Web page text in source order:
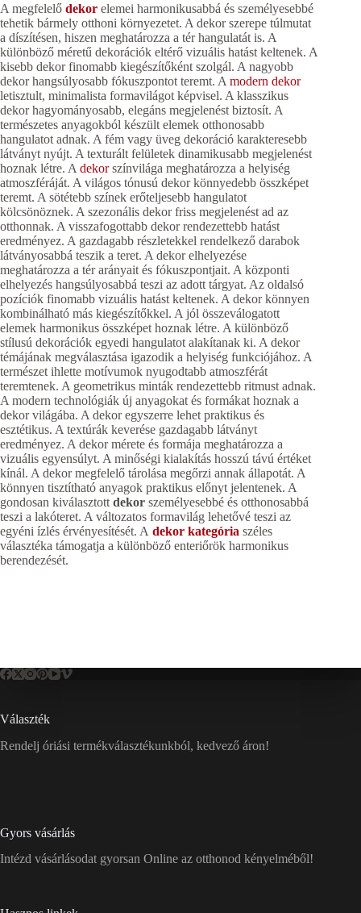
A megfelelő dekor elemei harmonikusabbá és személyesebbé
tehetik bármely otthoni környezetet. A dekor szerepe túlmutat
a díszítésen, hiszen meghatározza a tér hangulatát is. A
különböző méretű dekorációk eltérő vizuális hatást keltenek. A
kisebb dekor finomabb kiegészítőként szolgál. A nagyobb
dekor hangsúlyosabb fókuszpontot teremt. A modern dekor
letisztult, minimalista formavilágot képvisel. A klasszikus
dekor hagyományosabb, elegáns megjelenést biztosít. A
természetes anyagokból készült elemek otthonosabb
hangulatot adnak. A fém vagy üveg dekoráció karakteresebb
látványt nyújt. A texturált felületek dinamikusabb megjelenést
hoznak létre. A dekorszínvilága meghatározza a helyiség
atmoszféráját. A világos tónusú dekor könnyedebb összképet
teremt. A sötétebb színek erőteljesebb hangulatot
kölcsönöznek. A szezonális dekor friss megjelenést ad az
otthonnak. A visszafogottabb dekor rendezettebb hatást
eredményez. A gazdagabb részletekkel rendelkező darabok
látványosabbá teszik a teret. A dekor elhelyezése
meghatározza a tér arányait és fókuszpontjait. A központi
elhelyezés hangsúlyosabbá teszi az adott tárgyat. Az oldalsó
pozíciók finomabb vizuális hatást keltenek. A dekor könnyen
kombinálható más kiegészítőkkel. A jól összeválogatott
elemek harmonikus összképet hoznak létre. A különböző
stílusú dekorációk egyedi hangulatot alakítanak ki. A dekor
témájának megválasztása igazodik a helyiség funkciójához. A
természet ihlette motívumok nyugodtabb atmoszférát
teremtenek. A geometrikus minták rendezettebb ritmust adnak.
A modern technológiák új anyagokat és formákat hoznak a
dekor világába. A dekor egyszerre lehet praktikus és
esztétikus. A textúrák keverése gazdagabb látványt
eredményez. A dekor mérete és formája meghatározza a
vizuális egyensúlyt. A minőségi kialakítás hosszú távú értéket
kínál. A dekor megfelelő tárolása megőrzi annak állapotát. A
könnyen tisztítható anyagok praktikus előnyt jelentenek. A
gondosan kiválasztott dekor személyesebbé és otthonosabbá
teszi a lakóteret. A változatos formavilág lehetővé teszi az
egyéni ízlés érvényesítését. A dekor kategória széles
választéka támogatja a különböző enteriőrök harmonikus
berendezését.
Választék
Rendelj óriási termékválasztékunkból, kedvező áron!
Gyors vásárlás
Intézd vásárlásodat gyorsan Online az otthonod kényelméből!